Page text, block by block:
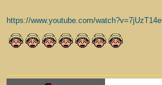
https://www.youtube.com/